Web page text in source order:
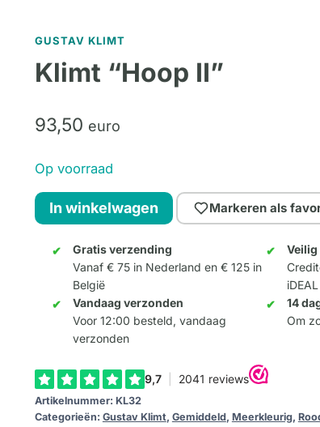
GUSTAV KLIMT
Klimt “Hoop II”
93,50 euro
Op voorraad
Klimt
"Hoop
aantal
In winkelwagen Markeren als
Gratis verzending
Vanaf € 75 in Nederland en € 125 in
België
Veilig
iDEAL
Vandaag verzonden
Voor 12:00 besteld, vandaag
verzonden
14
Om
Artikelnummer: KL32
Categorieën: Gustav Klimt, Gemiddeld, Meerkleurig,